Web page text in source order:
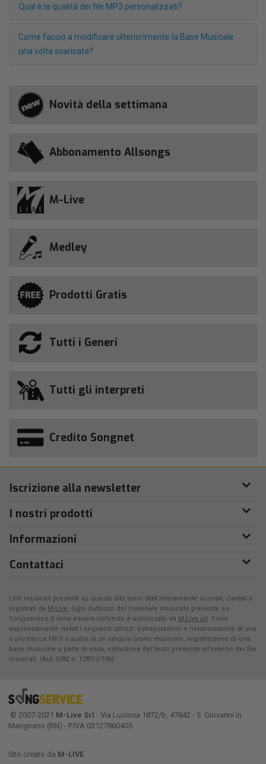
Qual è la qualità dei file MP3 personalizzati?
Come faccio a modificare ulteriorimente la Base Musicale
una volta scaricata?
Novità della settimana
Abbonamento Allsongs
M-Live
Medley
Prodotti Gratis
Tutti i Generi
Tutti gli interpreti
Credito Songnet
Iscrizione alla newsletter
I nostri prodotti
Informazioni
Contattaci
I file musicali presenti su questo sito sono stati interamente suonati, cantati e
registrati da M-Live. Ogni riutilizzo del materiale musicale presente su
Songservice.it deve essere richiesto e autorizzato da M-Live srl. Sono
espressamente vietati i seguenti utilizzi: estrapolazioni e rielaborazione di una
o più tracce MIDI o audio di un singolo brano musicale, registrazione di una
base musicale o parte di essa, estrazione del testo presente all'interno dei file
musicali. (Aut. SIAE n. 1287/I/106)
© 2007-2021 M-Live Srl - Via Luciona 1872/b, 47842 - S. Giovanni In
Marignano (RN) - P.IVA 03127860405
Sito creato da M-LIVE